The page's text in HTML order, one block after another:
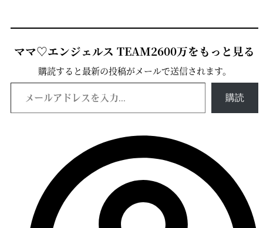
ママ♡エンジェルス TEAM2600万をもっと見る
購読すると最新の投稿がメールで送信されます。
メールアドレスを入力...
購読